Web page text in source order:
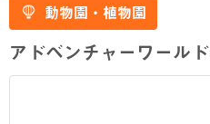
動物園・植物園
アドベンチャーワールド